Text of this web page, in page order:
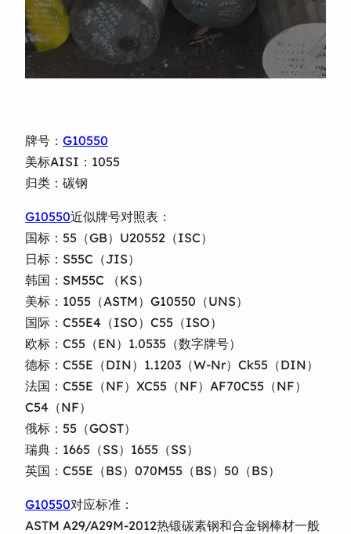
牌号： G10550
美标AISI：1055
归类：碳钢
G10550近似牌号对照表：
国标：55（GB）U20552（ISC）
日标：S55C（JIS）
韩国：SM55C （KS）
美标：1055（ASTM）G10550（UNS）
国际：C55E4（ISO）C55（ISO）
欧标：C55（EN）1.0535（数字牌号）
德标：C55E（DIN）1.1203（W-Nr）Ck55（DIN）
法国：C55E（NF）XC55（NF）AF70C55（NF）
C54（NF）
俄标：55（GOST）
瑞典：1665（SS）1655（SS）
英国：C55E（BS）070M55（BS）50（BS）
G10550对应标准：
ASTM A29/A29M-2012热锻碳素钢和合金钢棒材一般